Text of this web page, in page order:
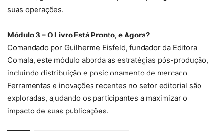
suas operações.
Módulo 3 – O Livro Está Pronto, e Agora?
Comandado por Guilherme Eisfeld, fundador da Editora
Comala, este módulo aborda as estratégias pós-produção,
incluindo distribuição e posicionamento de mercado.
Ferramentas e inovações recentes no setor editorial são
exploradas, ajudando os participantes a maximizar o
impacto de suas publicações.